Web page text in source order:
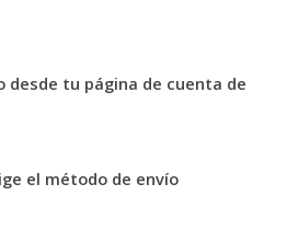
desde tu página de cuenta de
el método de envío